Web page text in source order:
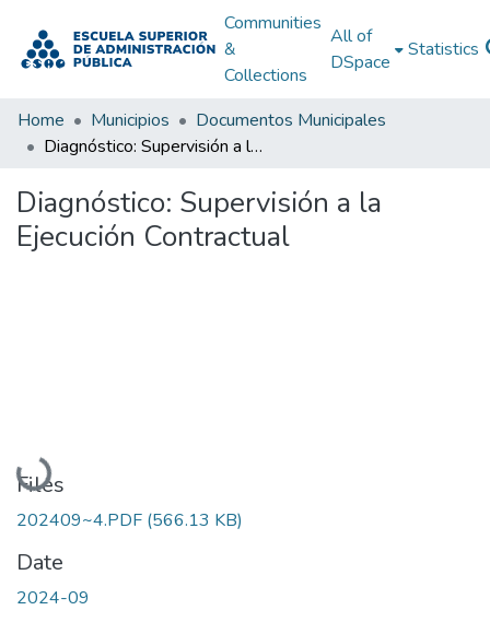
Communities
&
Collections
All of
DSpace
Statistics
Home Municipios
Documentos Municipales
Diagnóstico: Supervisión a la Ejecución Contractual
Diagnóstico: Supervisión a la
Ejecución Contractual
Loading...
Files
202409~4.PDF (566.13 KB)
Date
2024-09